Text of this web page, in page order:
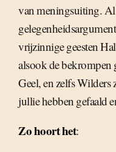
van meningsuiting.
vrijzinnige geesten
alsook de bekrompen
Geel, en zelfs Wilders
jullie hebben gefaald
Zo hoort het: